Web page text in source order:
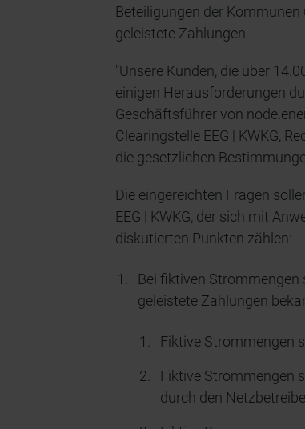
Beteiligungen der
geleistete Zahlungen.
"Unsere Kunden, die über
einigen Herausforderungen
Geschäftsführer von
Clearingstelle EEG | KWKG,
die gesetzlichen
Die eingereichten Fragen
EEG | KWKG, der sich mit
diskutierten Punkten zählen:
Bei fiktiven
geleistete Zahlungen
Fiktive Strommengen
Fiktive Strommengen
durch den